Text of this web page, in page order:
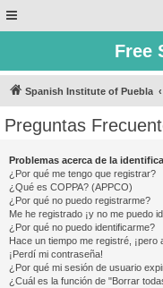
Free
Spanish Institute of Puebla
Preguntas
Problemas acerca de la
¿Por qué me tengo que registrar?
¿Qué es COPPA? (APPCO)
¿Por qué no puedo registrarme?
Me he registrado ¡y no me puedo
¿Por qué no puedo identificarme?
Hace un tiempo me registré,
¡Perdí mi contraseña!
¿Por qué mi sesión de usuario
¿Cuál es la función de "Borrar